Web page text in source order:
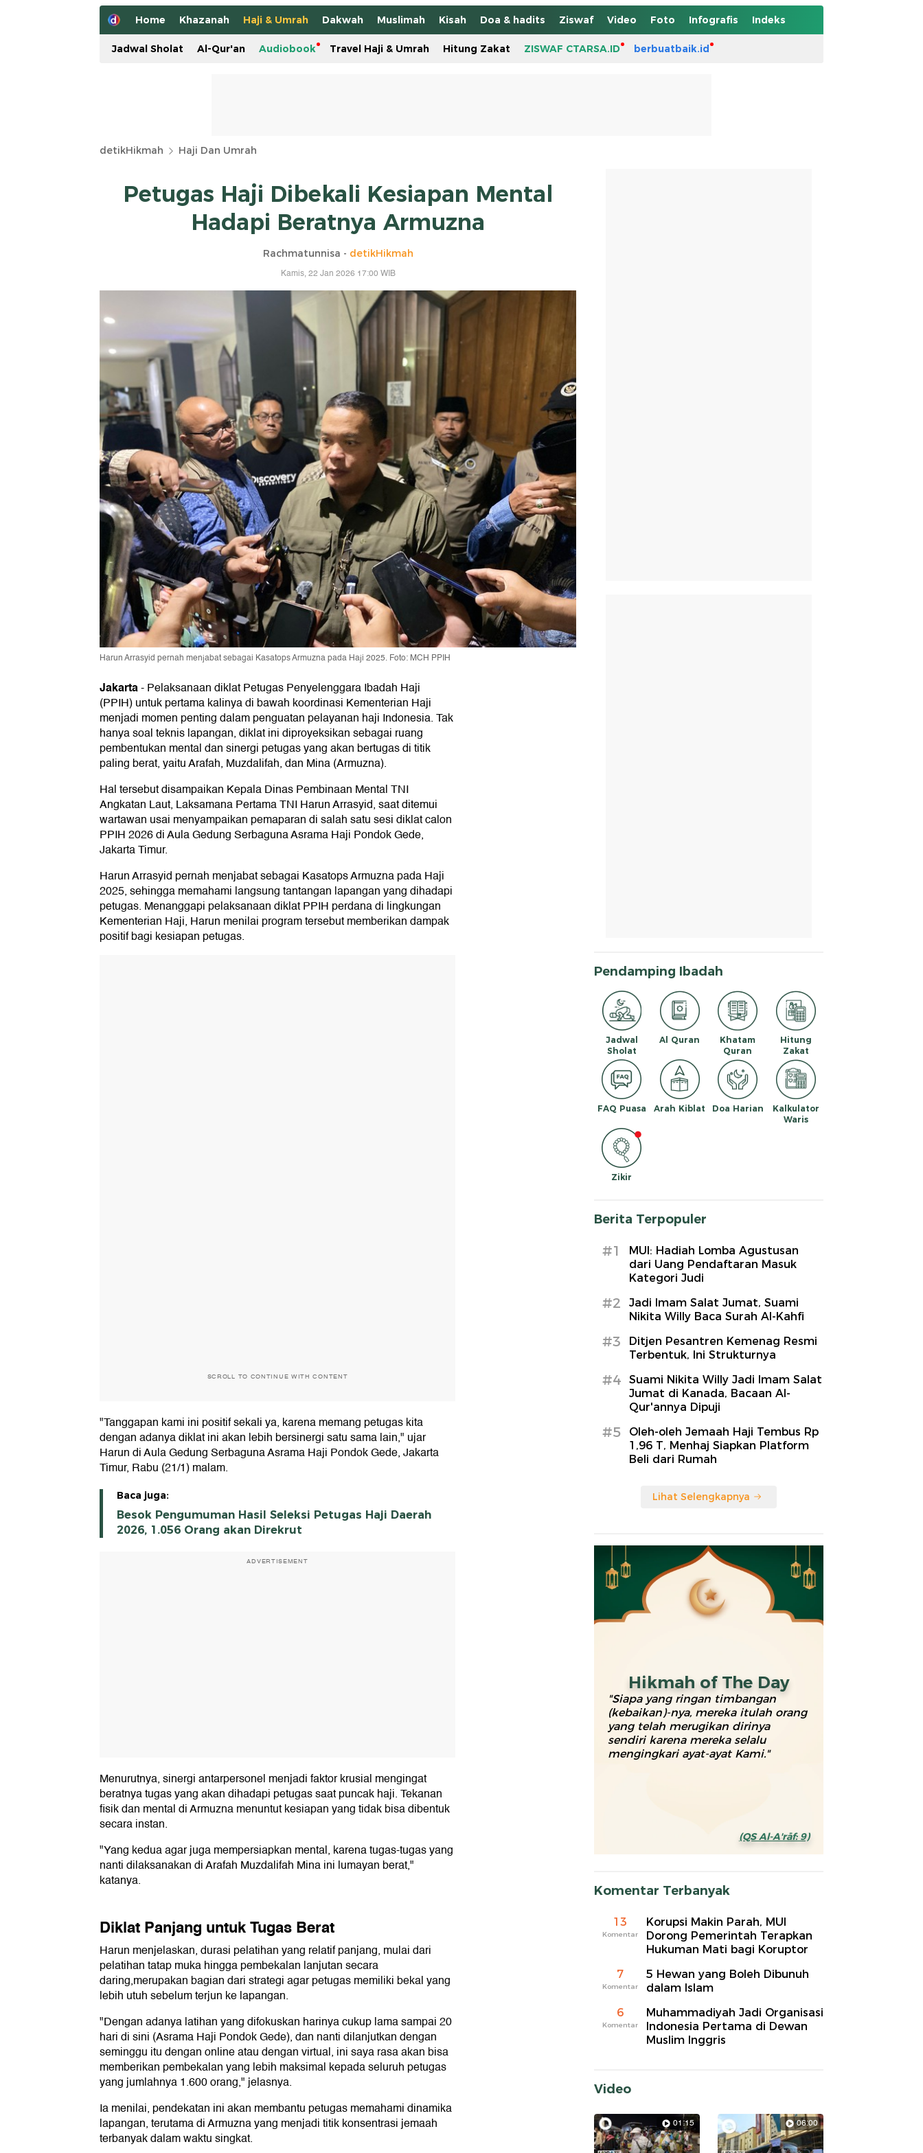
Home Khazanah Haji & Umrah Dakwah Muslimah Kisah Doa & hadits Ziswaf Video Foto Infografis Indeks
Jadwal Sholat Al-Qur'an Audiobook Travel Haji & Umrah Hitung Zakat ZISWAF CTARSA.ID berbuatbaik.id
detikHikmah Haji Dan Umrah
Petugas Haji Dibekali Kesiapan Mental
Hadapi Beratnya Armuzna
Rachmatunnisa - detikHikmah
Kamis, 22 Jan 2026 17:00 WIB
Harun Arrasyid pernah menjabat sebagai Kasatops Armuzna pada Haji 2025. Foto: MCH PPIH
Jakarta-Pelaksanaan diklat Petugas Penyelenggara Ibadah Haji
(PPIH) untuk pertama kalinya di bawah koordinasi Kementerian Haji
menjadi momen penting dalam penguatan pelayanan haji Indonesia. Tak
hanya soal teknis lapangan, diklat ini diproyeksikan sebagai ruang
pembentukan mental dan sinergi petugas yang akan bertugas di titik
paling berat, yaitu Arafah, Muzdalifah, dan Mina (Armuzna).
Hal tersebut disampaikan Kepala Dinas Pembinaan Mental TNI
Angkatan Laut, Laksamana Pertama TNI Harun Arrasyid, saat ditemui
wartawan usai menyampaikan pemaparan di salah satu sesi diklat calon
PPIH 2026 di Aula Gedung Serbaguna Asrama Haji Pondok Gede,
Jakarta Timur.
Harun Arrasyid pernah menjabat sebagai Kasatops Armuzna pada Haji
2025, sehingga memahami langsung tantangan lapangan yang dihadapi
petugas. Menanggapi pelaksanaan diklat PPIH perdana di lingkungan
Kementerian Haji, Harun menilai program tersebut memberikan dampak
positif bagi kesiapan petugas.
SCROLL TO CONTINUE WITH CONTENT
"Tanggapan kami ini positif sekali ya, karena memang petugas kita
dengan adanya diklat ini akan lebih bersinergi satu sama lain," ujar
Harun di Aula Gedung Serbaguna Asrama Haji Pondok Gede, Jakarta
Timur, Rabu (21/1) malam.
Baca juga:
Besok Pengumuman Hasil Seleksi Petugas Haji Daerah
2026, 1.056 Orang akan Direkrut
ADVERTISEMENT
Menurutnya, sinergi antarpersonel menjadi faktor krusial mengingat
beratnya tugas yang akan dihadapi petugas saat puncak haji. Tekanan
fisik dan mental di Armuzna menuntut kesiapan yang tidak bisa dibentuk
secara instan.
"Yang kedua agar juga mempersiapkan mental, karena tugas-tugas yang
nanti dilaksanakan di Arafah Muzdalifah Mina ini lumayan berat,"
katanya.
Diklat Panjang untuk Tugas Berat
Harun menjelaskan, durasi pelatihan yang relatif panjang, mulai dari
pelatihan tatap muka hingga pembekalan lanjutan secara
daring,merupakan bagian dari strategi agar petugas memiliki bekal yang
lebih utuh sebelum terjun ke lapangan.
"Dengan adanya latihan yang difokuskan harinya cukup lama sampai 20
hari di sini (Asrama Haji Pondok Gede), dan nanti dilanjutkan dengan
seminggu itu dengan online atau dengan virtual, ini saya rasa akan bisa
memberikan pembekalan yang lebih maksimal kepada seluruh petugas
yang jumlahnya 1.600 orang," jelasnya.
Ia menilai, pendekatan ini akan membantu petugas memahami dinamika
lapangan, terutama di Armuzna yang menjadi titik konsentrasi jemaah
terbanyak dalam waktu singkat.
Pendamping Ibadah
Jadwal
Sholat
Al Quran
Khatam
Quran
Hitung
Zakat
FAQ Puasa Arah Kiblat Doa Harian
Kalkulator
Waris
Zikir
Berita Terpopuler
#1
MUI: Hadiah Lomba Agustusan
dari Uang Pendaftaran Masuk
Kategori Judi
#2
Jadi Imam Salat Jumat, Suami
Nikita Willy Baca Surah Al-Kahfi
#3
Ditjen Pesantren Kemenag Resmi
Terbentuk, Ini Strukturnya
#4
Suami Nikita Willy Jadi Imam Salat
Jumat di Kanada, Bacaan Al-
Qur'annya Dipuji
#5
Oleh-oleh Jemaah Haji Tembus Rp
1,96 T, Menhaj Siapkan Platform
Beli dari Rumah
Lihat Selengkapnya
Hikmah of The Day
"Siapa yang ringan timbangan
(kebaikan)-nya, mereka itulah orang
yang telah merugikan dirinya
sendiri karena mereka selalu
mengingkari ayat-ayat Kami."
(QS Al-A'rāf: 9)
Komentar Terbanyak
13
Komentar
Korupsi Makin Parah, MUI
Dorong Pemerintah Terapkan
Hukuman Mati bagi Koruptor
7
Komentar
5 Hewan yang Boleh Dibunuh
dalam Islam
6
Komentar
Muhammadiyah Jadi Organisasi
Indonesia Pertama di Dewan
Muslim Inggris
Video
01:15 06:00